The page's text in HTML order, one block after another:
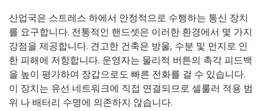
산업국은 스트레스 하에서 안정적으로 수행하는 통신 장치
를 요구합니다. 전통적인 핸드셋은 이러한 환경에서 몇 가지
강점을 제공합니다. 견고한 건축은 방울, 수분 및 먼지로 인
한 피해에 저항합니다. 운영자는 물리적 버튼의 촉각 피드백
을 높이 평가하여 장갑으로도 빠른 전화를 걸 수 있습니다.
이 장치는 유선 네트워크에 직접 연결되므로 셀룰러 적용 범
위 나 배터리 수명에 의존하지 않습니다.